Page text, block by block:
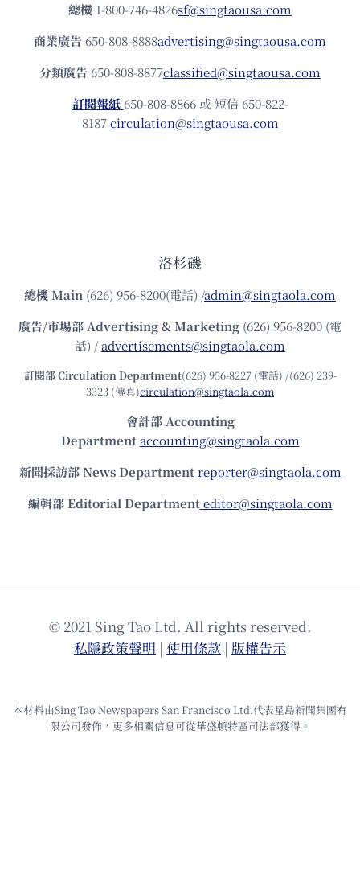
總機 1-800-746-4826sf@singtaousa.com
商業廣告 650-808-8888advertising@singtaousa.com
分類廣告 650-808-8877classified@singtaousa.com
訂閱報紙 650-808-8866 或 短信 650-822-
8187circulation@singtaousa.com
洛杉磯
總機Main (626) 956-8200(電話) /admin@singtaola.com
廣告/市場部Advertising & Marketing (626) 956-8200 (電
話) /advertisements@singtaola.com
訂閱部 Circulation Department(626) 956-8227 (電話) /(626) 239-
3323 (傳真)circulation@singtaola.com
會計部 Accounting
Department accounting@singtaola.com
新聞採訪部 News Department reporter@singtaola.com
編輯部 Editorial Department editor@singtaola.com
© 2021 Sing Tao Ltd. All rights reserved.
私隱政策聲明 | 使⽤條款 | 版權告⽰
本材料由Sing Tao Newspapers San Francisco Ltd.代表星島新聞集團有
限公司發佈，更多相關信息可從華盛頓特區司法部獲得。